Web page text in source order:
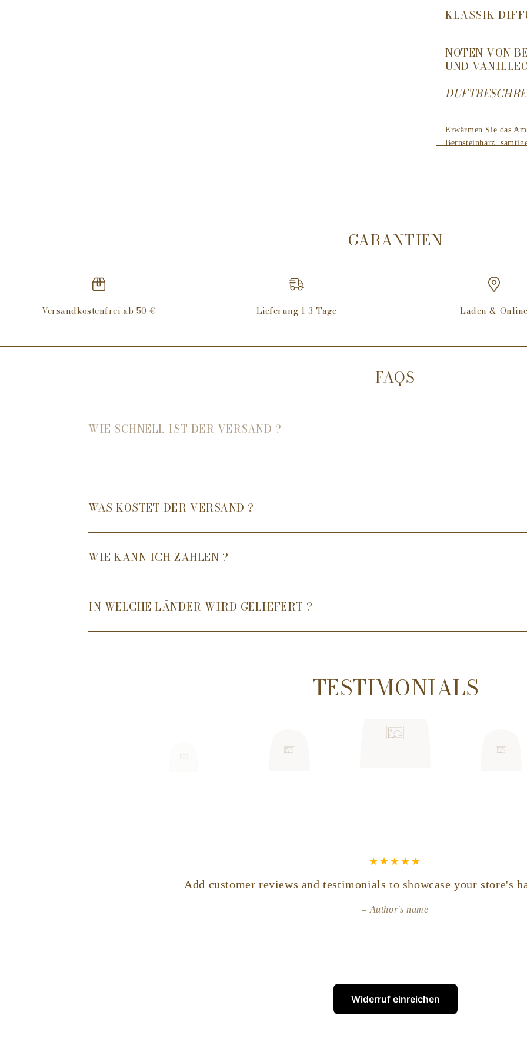
KLASSIK
NOTEN VON
UND
Erwärmen Sie das
Bernsteinharz,
verwendet wird. Der
Stunden lang zu
Hand gegossen und
getestet. Verwandeln
Vegan
Stellen Sie die
Kerzentablett.
Verwenden Sie
GARANTIEN
Versandkostenfrei ab 50 € Lieferung 1-3 Tage Laden & Online
FAQS
WIE SCHNELL IST DER VERSAND ?
WAS KOSTET DER VERSAND ?
WIE KANN ICH ZAHLEN ?
IN WELCHE LÄNDER WIRD GELIEFERT ?
TESTIMONIALS
Add customer reviews and testimonials to showcase your store's
Author's name
Widerruf einreichen